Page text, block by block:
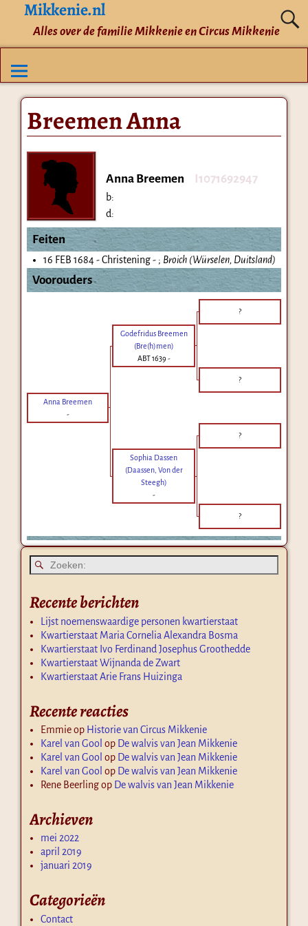
Mikkenie.nl
Alles over de familie Mikkenie en Circus Mikkenie
Breemen Anna
Anna Breemen I1071692947
b:
d:
Feiten
16 FEB 1684 - Christening - ; Broich (Würselen, Duitsland)
Voorouders
?
Godefridus Breemen
(Bre(h)men)
ABT 1639 -
?
Anna Breemen
-
?
Sophia Dassen
(Daassen, Von der
Steegh)
-
?
Recente berichten
Lijst noemenswaardige personen kwartierstaat
Kwartierstaat Maria Cornelia Alexandra Bosma
Kwartierstaat Ivo Ferdinand Josephus Groothedde
Kwartierstaat Wijnanda de Zwart
Kwartierstaat Arie Frans Huizinga
Recente reacties
Emmieop Historie van Circus Mikkenie
Karel van Gool op De walvis van Jean Mikkenie
Karel van Gool op De walvis van Jean Mikkenie
Karel van Gool op De walvis van Jean Mikkenie
Rene Beerlingop De walvis van Jean Mikkenie
Archieven
mei 2022
april 2019
januari 2019
Categorieën
Contact